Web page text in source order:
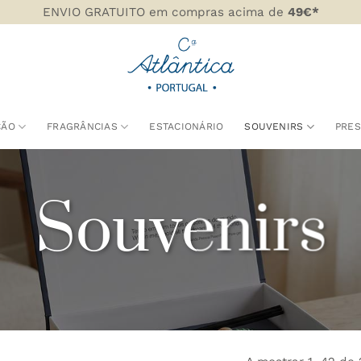
ENVIO GRATUITO em compras acima de 49€*
FRAGRÂNCIAS ESTACIONÁRIO SOUVENIRS
Souvenirs